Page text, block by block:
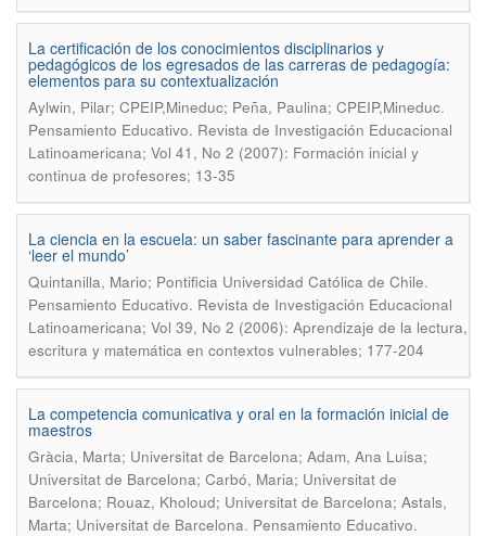
La certificación de los conocimientos disciplinarios y
pedagógicos de los egresados de las carreras de pedagogía:
elementos para su contextualización
Aylwin, Pilar; CPEIP,Mineduc; Peña, Paulina; CPEIP,Mineduc.
Pensamiento Educativo. Revista de Investigación Educacional
Latinoamericana; Vol 41, No 2 (2007): Formación inicial y
continua de profesores; 13-35
La ciencia en la escuela: un saber fascinante para aprender a
‘leer el mundo’
Quintanilla, Mario; Pontificia Universidad Católica de Chile.
Pensamiento Educativo. Revista de Investigación Educacional
Latinoamericana; Vol 39, No 2 (2006): Aprendizaje de la lectura,
escritura y matemática en contextos vulnerables; 177-204
La competencia comunicativa y oral en la formación inicial de
maestros
Gràcia, Marta; Universitat de Barcelona; Adam, Ana Luisa;
Universitat de Barcelona; Carbó, Maria; Universitat de
Barcelona; Rouaz, Kholoud; Universitat de Barcelona; Astals,
Marta; Universitat de Barcelona. Pensamiento Educativo.